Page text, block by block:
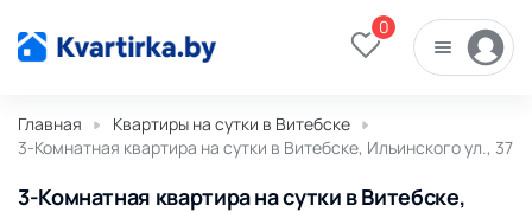
0
Главная
Квартиры на сутки в Витебске
3-Комнатная квартира на сутки в Витебске, Ильинского ул., 37
3-Комнатная квартира на сутки в Витебске,